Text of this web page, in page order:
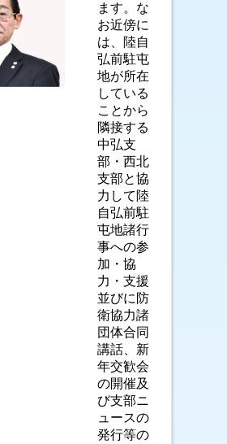
ます。な
お近傍に
は、陸自
弘前駐屯
地が所在
している
ことから
隣接する
中弘支
部・西北
支部と協
力して陸
自弘前駐
屯地諸行
事への参
加・協
力・支援
並びに防
衛協力諸
団体合同
講話、新
年交歓会
の開催及
び支部ニ
ュースの
発行等の